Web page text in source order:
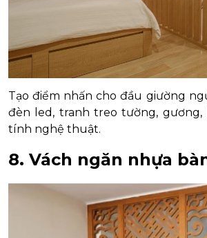
Tạo điểm nhấn cho đầu giường
đèn led, tranh treo tường, gương,
tính nghệ thuật.
8. Vách ngăn nhựa